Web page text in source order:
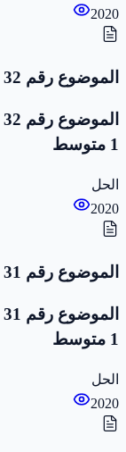
2020
الموضوع رقم 32
1 متوسط
الحل
2020
الموضوع رقم 31
1 متوسط
الحل
2020